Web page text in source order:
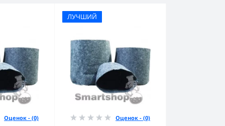
Оценок - (0)
ЛУЧШИЙ
Оценок - (0)